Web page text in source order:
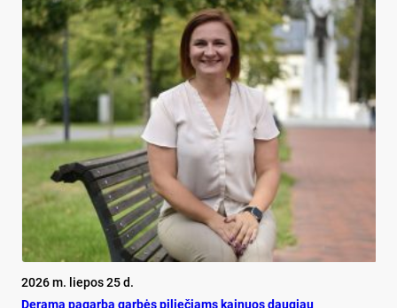
2026 m. liepos 25 d.
De­ra­ma pa­gar­ba gar­bės pi­lie­čiams kai­nuos dau­giau